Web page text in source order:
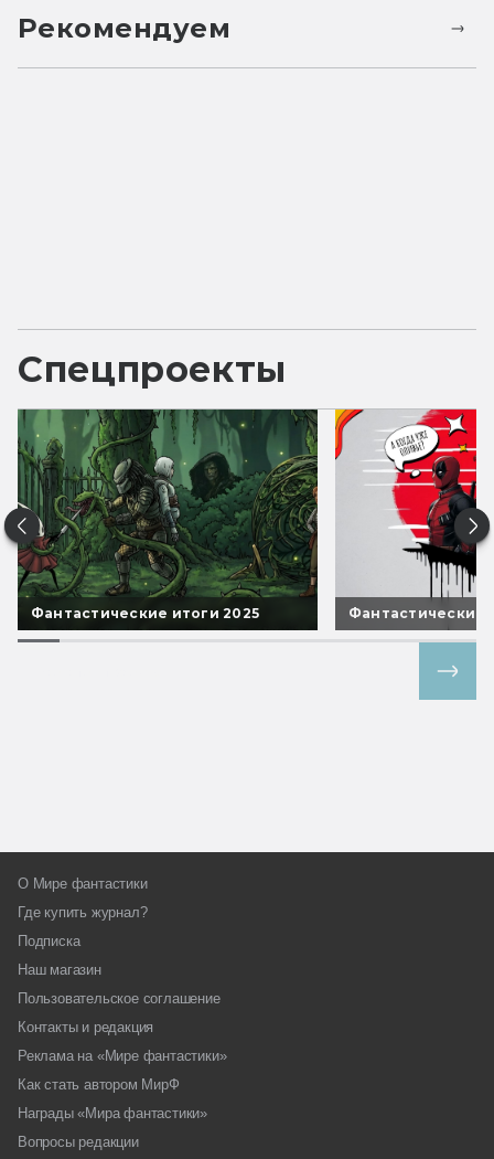
Рекомендуем
Спецпроекты
Фантастические итоги 2025 Фантастические
О Мире фантастики
Где купить журнал?
Подписка
Наш магазин
Пользовательское соглашение
Контакты и редакция
Реклама на «Мире фантастики»
Как стать автором МирФ
Награды «Мира фантастики»
Вопросы редакции